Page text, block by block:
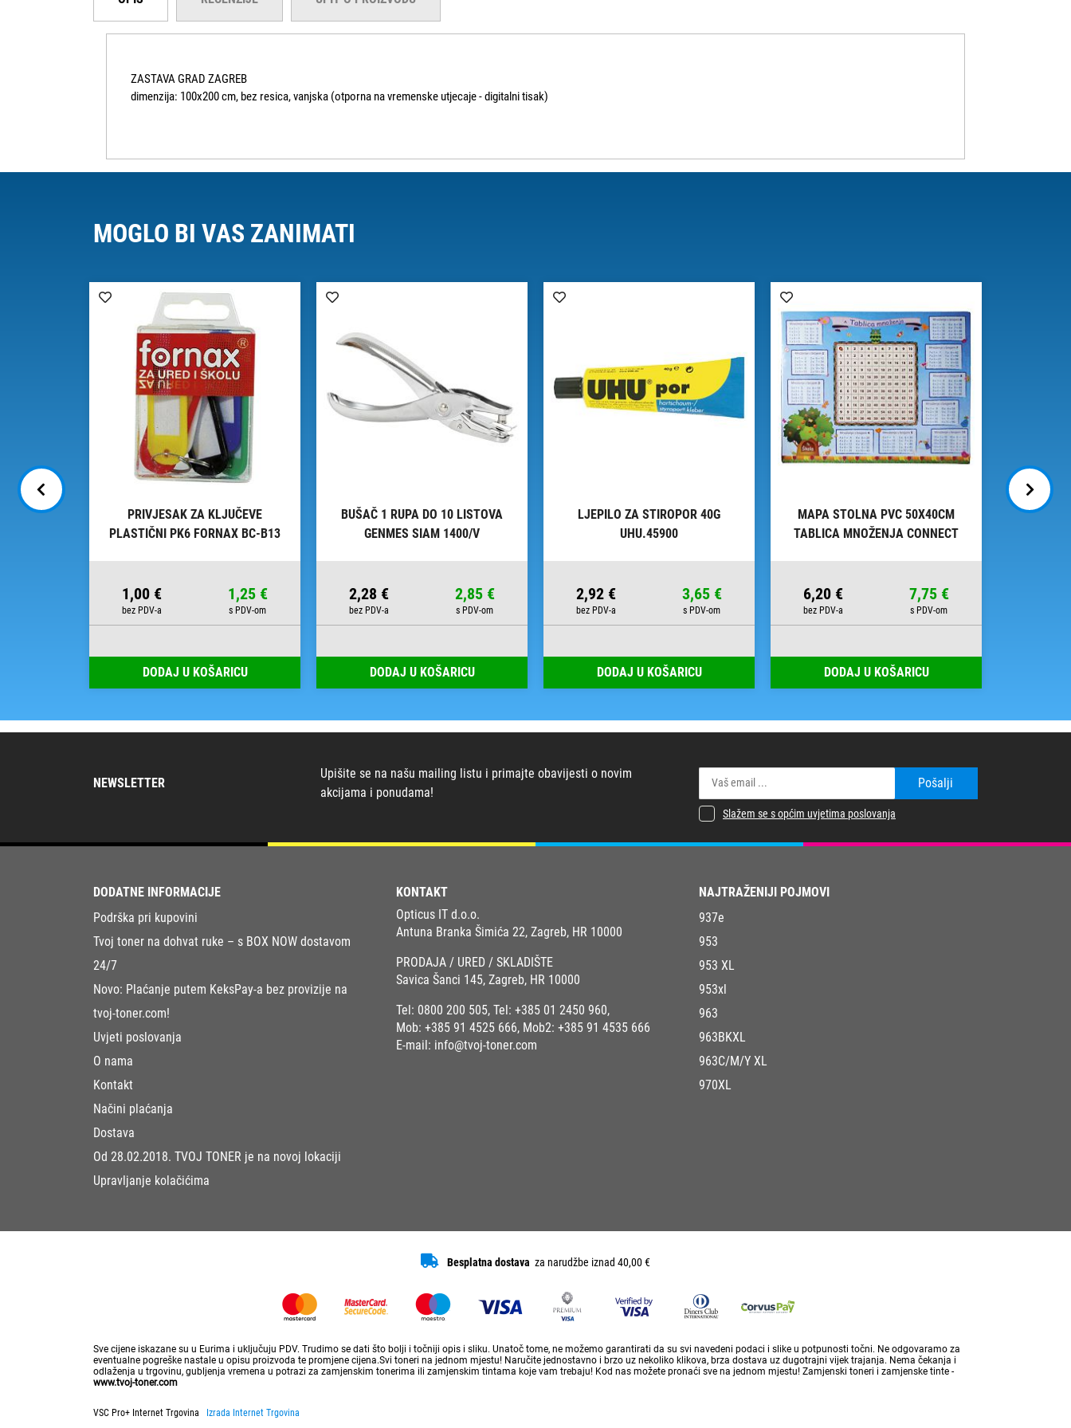
ZASTAVA GRAD ZAGREB
dimenzija: 100x200 cm, bez resica, vanjska (otporna na vremenske utjecaje - digitalni tisak)
MOGLO BI VAS ZANIMATI
PRIVJESAK ZA KLJUČEVE
PLASTIČNI PK6 FORNAX BC-B13
1,00 € 1,25 €
DODAJ U KOŠARICU
BUŠAČ 1 RUPA DO 10 LISTOVA
GENMES SIAM 1400/V
2,28 € 2,85 €
DODAJ U KOŠARICU
LJEPILO ZA STIROPOR 40G
UHU.45900
2,92 € 3,65 €
DODAJ U KOŠARICU
MAPA STOLNA PVC 50X40CM
TABLICA MNOŽENJA CONNECT
6,20 € 7,75 €
DODAJ U KOŠARICU
NEWSLETTER
Upišite se na našu mailing listu i primajte obavijesti o novim
akcijama i ponudama!
Pošalji
Slažem se s općim uvjetima poslovanja
DODATNE INFORMACIJE
Podrška pri kupovini
Tvoj toner na dohvat ruke – s BOX NOW dostavom
24/7
Novo: Plaćanje putem KeksPay-a bez provizije na
tvoj-toner.com!
Uvjeti poslovanja
O nama
Kontakt
Načini plaćanja
Dostava
Od 28.02.2018. TVOJ TONER je na novoj lokaciji
Upravljanje kolačićima
KONTAKT
Opticus IT d.o.o.
Antuna Branka Šimića 22, Zagreb, HR 10000
PRODAJA / URED / SKLADIŠTE
Savica Šanci 145, Zagreb, HR 10000
Tel: 0800 200 505, Tel: +385 01 2450 960,
Mob: +385 91 4525 666, Mob2: +385 91 4535 666
E-mail: info@tvoj-toner.com
NAJTRAŽENIJI POJMOVI
937e
953
953 XL
953xl
963
963BKXL
963C/M/Y XL
970XL
Besplatna dostava za narudžbe iznad 40,00 €
Sve cijene iskazane su u Eurima i uključuju PDV. Trudimo se dati što bolji i točniji opis i sliku. Unatoč tome, ne možemo garantirati da su svi navedeni podaci i slike u potpunosti točni. Ne odgovaramo za
eventualne pogreške nastale u opisu proizvoda te promjene cijena.Svi toneri na jednom mjestu! Naručite jednostavno i brzo uz nekoliko klikova, brza dostava uz dugotrajni vijek trajanja. Nema čekanja i
odlaženja u trgovinu, gubljenja vremena u potrazi za zamjenskim tonerima ili zamjenskim tintama koje vam trebaju! Kod nas možete pronaći sve na jednom mjestu! Zamjenski toneri i zamjenske tinte -
www.tvoj-toner.com
VSC Pro+ Internet Trgovina Izrada Internet Trgovina